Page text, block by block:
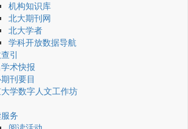
机构知识库
北大期刊网
北大学者
学科开放数据导航
引
术快报
刊要目
学数字人文工作坊
务